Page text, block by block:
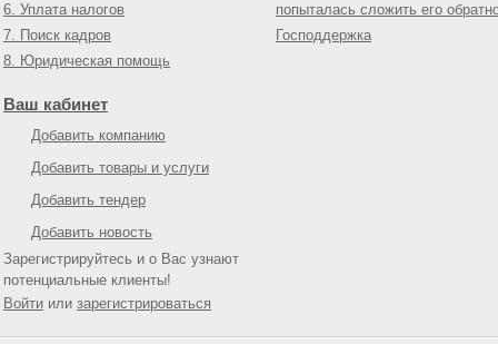
6. Уплата налогов
7. Поиск кадров
8. Юридическая помощь
попыталась сложить его
Господдержка
Ваш кабинет
Добавить компанию
Добавить товары и услуги
Добавить тендер
Добавить новость
Зарегистрируйтесь и о Вас узнают
потенциальные клиенты!
Войти или зарегистрироваться